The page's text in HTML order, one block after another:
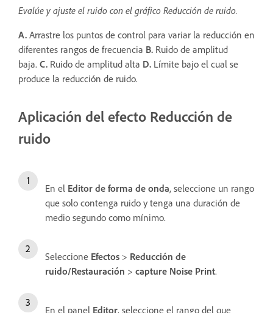
Evalúe y ajuste el ruido con el gráfico Reducción de ruido.
A. Arrastre los puntos de control para variar la reducción en
diferentes rangos de frecuencia B. Ruido de amplitud
baja. C. Ruido de amplitud alta D. Límite bajo el cual se
produce la reducción de ruido.
Aplicación del efecto Reducción de
ruido
En el Editor de forma de onda, seleccione un rango
que solo contenga ruido y tenga una duración de
medio segundo como mínimo.
Seleccione Efectos > Reducción de
ruido/Restauración > capture Noise Print.
En el panel Editor, seleccione el rango del que